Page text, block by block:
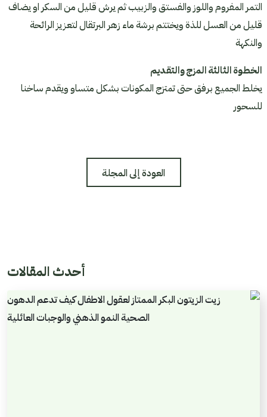
التمر المفروم واللوز والفستق والزبيب ثم يرش قليل من السكر او يضاف
قليل من العسل للذة ويختتم برشة ماء زهر البرتقال لتعزيز الرائحة
والنكهة
الخطوة الثالثة المزج والتقديم
يخلط الجميع برفق حتى تمتزج المكونات بشكل متساو ويقدم ساخنا
للسحور
العودة إلى المجلة
أحدث المقالات